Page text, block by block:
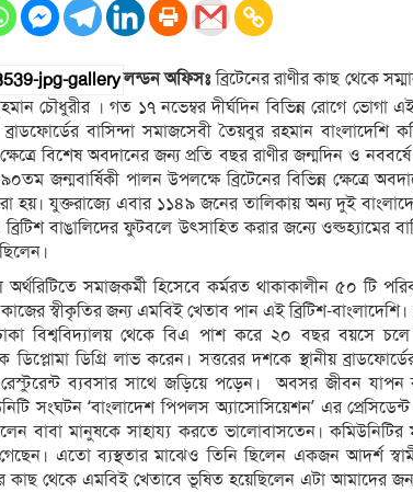
লন্ডন অফিসঃব্রিটেনের রাণীর কাছ থেকে
চৌধুরীর । গত ১৭ নভেম্বর দীর্ঘদিন বিভিন্ন রোগে ভোগা
বাসিন্দা সমাজসেবী তৈয়বুর রহমান বাংলাদেশি
বিশেষ অবদানের জন্য প্রতি বছর রাণীর জন্মদিন ও নববর্ষে
জন্মবার্ষিকী পালন উপলক্ষে ব্রিটেনের বিভিন্ন ক্ষেত্রে
হয়। যুক্তরাজ্যে এবার ১১৪৯ জনের তালিকায় অন্য দুই বাংলাদেশী
বাঙালিদের ফুটবলে উৎসাহিত করার জন্যে ওল্ডহ্যামের
অর্থরিটিতে সমাজকর্মী হিসেবে কর্মরত থাকাকালীন ৫০ টি
স্বীকৃতির জন্য এমবিই খেতাব পান এই ব্রিটিশ-
বিশ্ববিদ্যালয় থেকে বিএ পাশ করে ২০ বছর বয়সে চলে
ডিপ্লোমা ডিগ্রি লাভ করেন। সত্তরের দশকে স্থানীয়
রেস্টুরেন্ট ব্যবসার সাথে জড়িয়ে পড়েন। অবসর জীবন যাপন
সংঘটন ‘বাংলাদেশ পিপলস অ্যাসোসিয়েশন’ এর
বাবা মানুষকে সাহায্য করতে ভালোবাসতেন।
এতো ব্যস্থতার মাঝেও তিনি ছিলেন একজন আদর্শ
কাছ থেকে এমবিই খেতাবে ভূষিত হয়েছিলেন এটা আমাদের